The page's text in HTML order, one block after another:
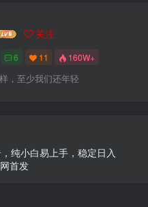
关注
6 11 160W+
，至少我们还年轻
纯小白易上手，稳定日入
首发